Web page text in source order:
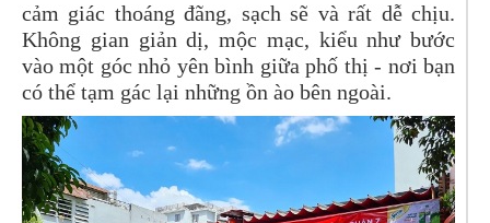
cảm giác thoáng đãng, sạch sẽ và rất dễ chịu.
Không gian giản dị, mộc mạc, kiểu như bước
vào một góc nhỏ yên bình giữa phố thị - nơi bạn
có thể tạm gác lại những ồn ào bên ngoài.